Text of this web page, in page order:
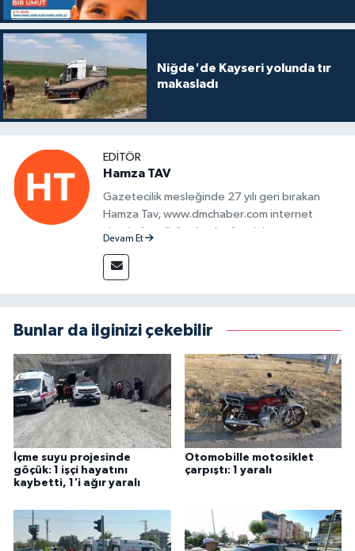
Niğde'de Kayseri yolunda tır
makasladı
EDITÖR
Hamza TAV
Gazetecilik mesleğinde 27 yılı geri bırakan
Hamza Tav, www.dmchaber.com internet
sitesinde editör olarak görevini
Devam Et
Bunlar da ilginizi çekebilir
İçme suyu projesinde
göçük: 1 işçi hayatını
kaybetti, 1'i ağır yaralı
Otomobille motosiklet
çarpıştı: 1 yaralı